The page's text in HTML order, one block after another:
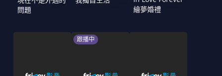
問題
繪夢婚禮
跟播中